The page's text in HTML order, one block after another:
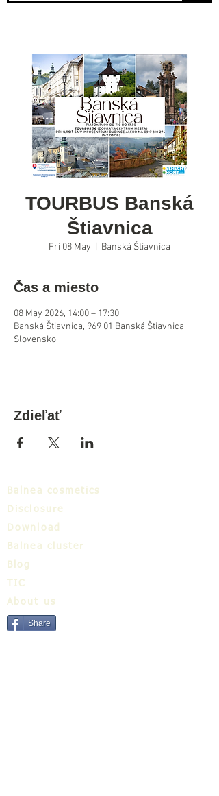
TOURBUS Banská
Štiavnica
Fri 08 May Banská Štiavnica
Čas a miesto
08 May 2026, 14:00 – 17:30
Banská Štiavnica, 969 01 Banská Štiavnica,
Slovensko
Zdieľať
Balnea cosmetics
Disclosure
Download
Balnea cluster
Blog
TIC
About us
Share